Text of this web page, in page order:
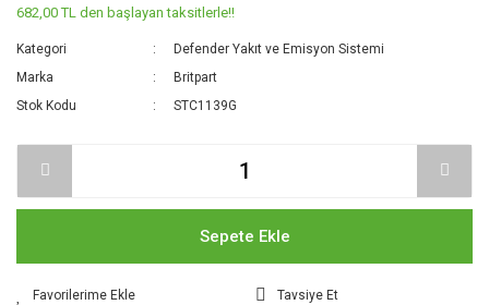
682,00 TL den başlayan taksitlerle!!
Kategori
Defender Yakıt ve Emisyon Sistemi
Marka
Britpart
Stok Kodu
STC1139G
Sepete Ekle
Tavsiye Et